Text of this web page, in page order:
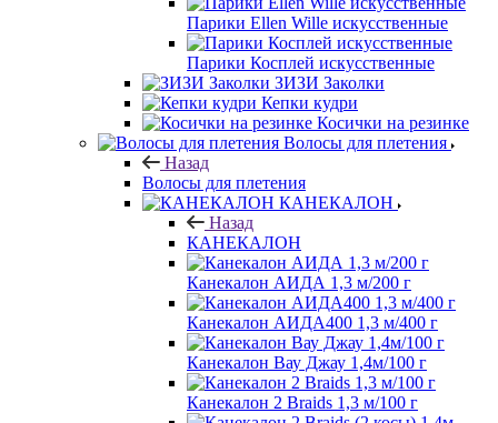
Парики Ellen Wille искусственные
Парики Косплей искусственные
ЗИЗИ Заколки
Кепки кудри
Косички на резинке
Волосы для плетения
Назад
Волосы для плетения
КАНЕКАЛОН
Назад
КАНЕКАЛОН
Канекалон АИДА 1,3 м/200 г
Канекалон АИДА400 1,3 м/400 г
Канекалон Вау Джау 1,4м/100 г
Канекалон 2 Braids 1,3 м/100 г